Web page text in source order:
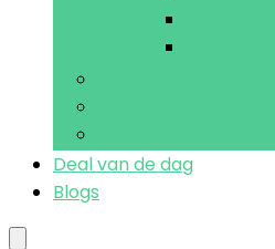
Deal van de dag
Blogs